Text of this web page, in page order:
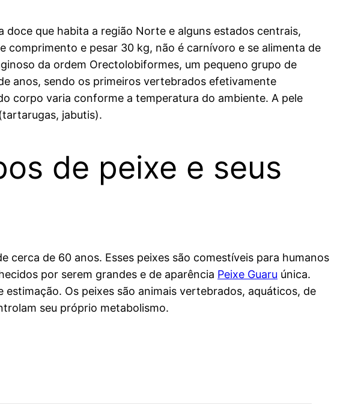
que habita a região Norte e alguns estados centrais,
comprimento e pesar 30 kg, não é carnívoro e se alimenta de
da ordem Orectolobiformes, um pequeno grupo de
anos, sendo os primeiros vertebrados efetivamente
corpo varia conforme a temperatura do ambiente. A pele
jabutis).
de peixe e seus
cerca de 60 anos. Esses peixes são comestíveis para humanos
por serem grandes e de aparência Peixe Guaru única.
Os peixes são animais vertebrados, aquáticos, de
seu próprio metabolismo.